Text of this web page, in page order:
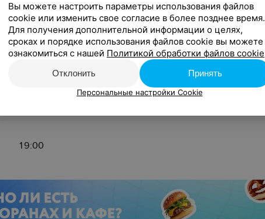
от 20 руб.
19:00
Вы можете настроить параметры использования файлов
cookie или изменить свое согласие в более позднее время.
Для получения дополнительной информации о целях,
сроках и порядке использования файлов cookie вы можете
ознакомиться с нашей Политикой обработки файлов cookie
Отклонить Принять
Персональные настройки Cookie